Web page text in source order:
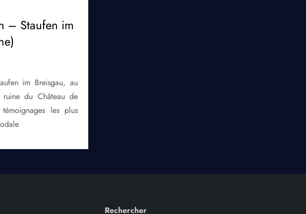
– Staufen im
im Breisgau, au
du Château de
les plus
Rechercher